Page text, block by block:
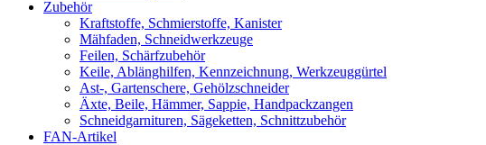
Zubehör
Kraftstoffe, Schmierstoffe, Kanister
Mähfaden, Schneidwerkzeuge
Feilen, Schärfzubehör
Keile, Ablänghilfen, Kennzeichnung, Werkzeuggürtel
Ast-, Gartenschere, Gehölzschneider
Äxte, Beile, Hämmer, Sappie, Handpackzangen
Schneidgarnituren, Sägeketten, Schnittzubehör
FAN-Artikel